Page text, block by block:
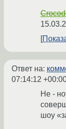
Ответ на:
07:14:12
Не -
шоу